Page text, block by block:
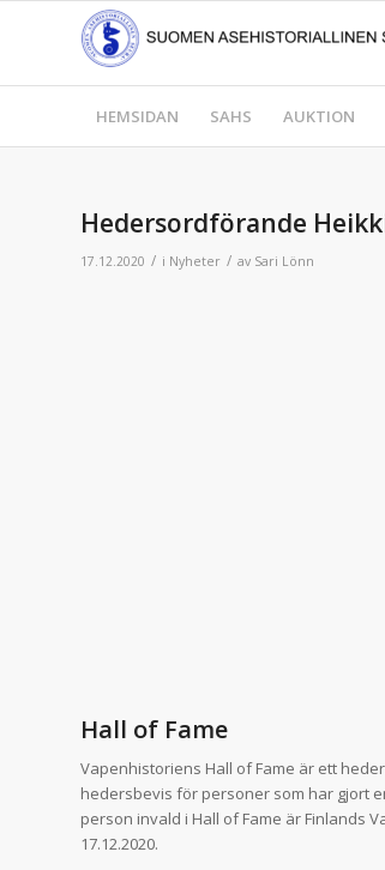
HEMSIDAN SAHS AUKTION
Hedersordförande
17.12.2020 / i Nyheter / av Sari Lönn
Hall of Fame
Vapenhistoriens Hall of Fame är ett
hedersbevis för personer som har gjort
person invald i Hall of Fame är Finlands
17.12.2020.